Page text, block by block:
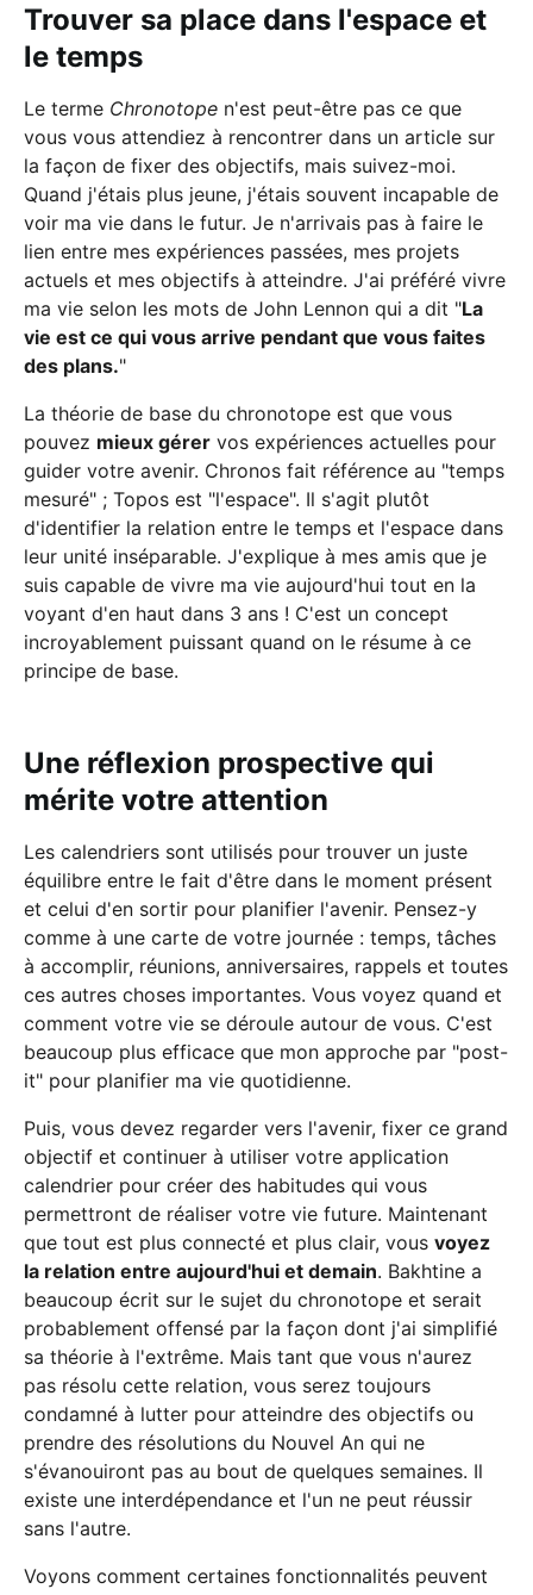
Trouver sa place dans l'espace et
le temps
Le terme Chronotope n'est peut-être pas ce que
vous vous attendiez à rencontrer dans un article sur
la façon de fixer des objectifs, mais suivez-moi.
Quand j'étais plus jeune, j'étais souvent incapable de
voir ma vie dans le futur. Je n'arrivais pas à faire le
lien entre mes expériences passées, mes projets
actuels et mes objectifs à atteindre. J'ai préféré vivre
ma vie selon les mots de John Lennon qui a dit "La
vie est ce qui vous arrive pendant que vous faites
des plans."
La théorie de base du chronotope est que vous
pouvez mieux gérer vos expériences actuelles pour
guider votre avenir. Chronos fait référence au "temps
mesuré" ; Topos est "l'espace". Il s'agit plutôt
d'identifier la relation entre le temps et l'espace dans
leur unité inséparable. J'explique à mes amis que je
suis capable de vivre ma vie aujourd'hui tout en la
voyant d'en haut dans 3 ans ! C'est un concept
incroyablement puissant quand on le résume à ce
principe de base.
Une réflexion prospective qui
mérite votre attention
Les calendriers sont utilisés pour trouver un juste
équilibre entre le fait d'être dans le moment présent
et celui d'en sortir pour planifier l'avenir. Pensez-y
comme à une carte de votre journée : temps, tâches
à accomplir, réunions, anniversaires, rappels et toutes
ces autres choses importantes. Vous voyez quand et
comment votre vie se déroule autour de vous. C'est
beaucoup plus efficace que mon approche par "post-
it" pour planifier ma vie quotidienne.
Puis, vous devez regarder vers l'avenir, fixer ce grand
objectif et continuer à utiliser votre application
calendrier pour créer des habitudes qui vous
permettront de réaliser votre vie future. Maintenant
que tout est plus connecté et plus clair, vous voyez
la relation entre aujourd'hui et demain. Bakhtine a
beaucoup écrit sur le sujet du chronotope et serait
probablement offensé par la façon dont j'ai simplifié
sa théorie à l'extrême. Mais tant que vous n'aurez
pas résolu cette relation, vous serez toujours
condamné à lutter pour atteindre des objectifs ou
prendre des résolutions du Nouvel An qui ne
s'évanouiront pas au bout de quelques semaines. Il
existe une interdépendance et l'un ne peut réussir
sans l'autre.
Voyons comment certaines fonctionnalités peuvent